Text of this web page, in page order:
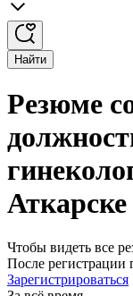
Найти
Резюме
Аткарске
Чтобы видеть все
После
Зарегистрироваться